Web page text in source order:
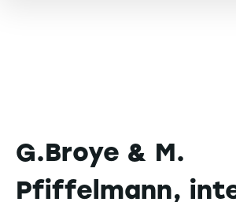
G.Broye & M.
Pfiffelmann,